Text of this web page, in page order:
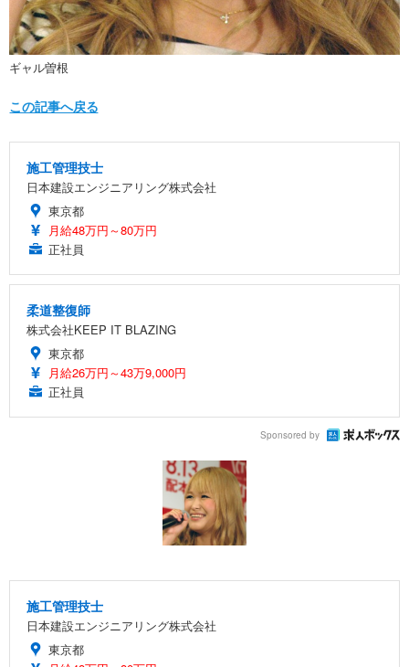
ギャル曽根
この記事へ戻る
施工管理技士
日本建設エンジニアリング株式会社
東京都
月給48万円～80万円
正社員
柔道整復師
株式会社KEEP IT BLAZING
東京都
月給26万円～43万9,000円
正社員
Sponsored by
施工管理技士
日本建設エンジニアリング株式会社
東京都